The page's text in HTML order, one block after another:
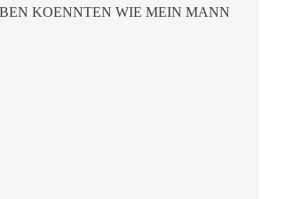
KOENNTEN WIE MEIN MANN